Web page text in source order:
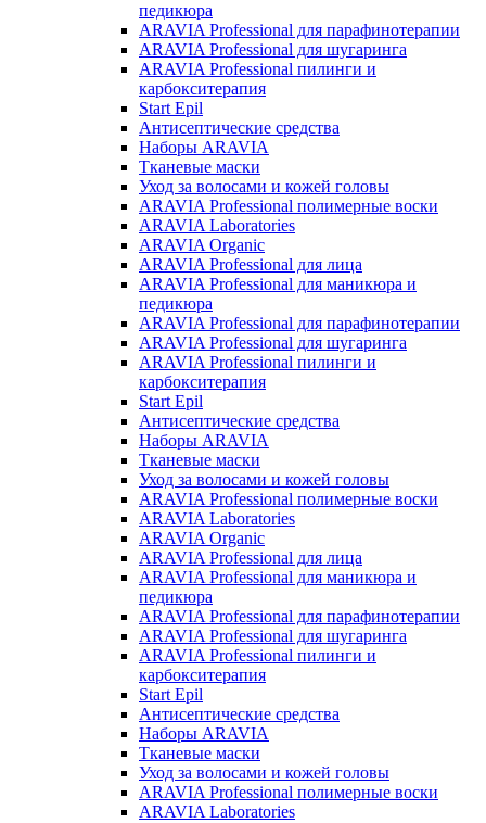
педикюра
ARAVIA Professional для парафинотерапии
ARAVIA Professional для шугаринга
ARAVIA Professional пилинги и
карбокситерапия
Start Epil
Антисептические средства
Наборы ARAVIA
Тканевые маски
Уход за волосами и кожей головы
ARAVIA Professional полимерные воски
ARAVIA Laboratories
ARAVIA Organic
ARAVIA Professional для лица
ARAVIA Professional для маникюра и
педикюра
ARAVIA Professional для парафинотерапии
ARAVIA Professional для шугаринга
ARAVIA Professional пилинги и
карбокситерапия
Start Epil
Антисептические средства
Наборы ARAVIA
Тканевые маски
Уход за волосами и кожей головы
ARAVIA Professional полимерные воски
ARAVIA Laboratories
ARAVIA Organic
ARAVIA Professional для лица
ARAVIA Professional для маникюра и
педикюра
ARAVIA Professional для парафинотерапии
ARAVIA Professional для шугаринга
ARAVIA Professional пилинги и
карбокситерапия
Start Epil
Антисептические средства
Наборы ARAVIA
Тканевые маски
Уход за волосами и кожей головы
ARAVIA Professional полимерные воски
ARAVIA Laboratories